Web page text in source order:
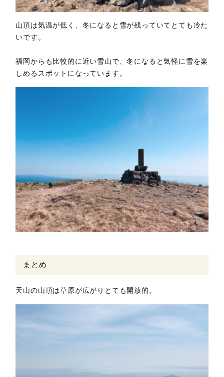
山頂は気温が低く、冬になると雪が残っていてとても冷た
いです。
福岡からも比較的に近い雪山で、冬になると気軽に雪を楽
しめるスポットになっています。
まとめ
天山の山頂は草原が広がりとても開放的。